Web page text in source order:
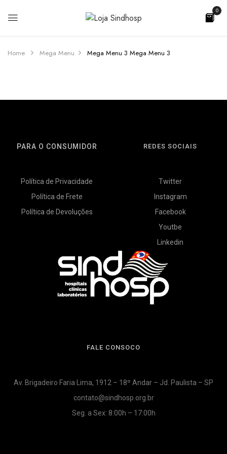
0
Home Mega Menu Mega Menu 3 Mega Menu 3
PARA O CONSUMIDOR
Política de Privacidade
Política de Frete
Política de Devoluções
REDES SOCIAIS
Twitter
Instagram
Facebook
Youtbe
Linkedin
FALE CONSOCO
Av. Brigadeiro Faria Lima, 1912 – 18º Andar – Jd. Paulista – SP
contato@sindhosp.org.br
Seg. a Sex: 8:00h – 17:00h